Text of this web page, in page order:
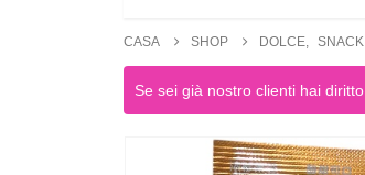
CASA SHOP DOLCE
Se sei già nostro clienti hai